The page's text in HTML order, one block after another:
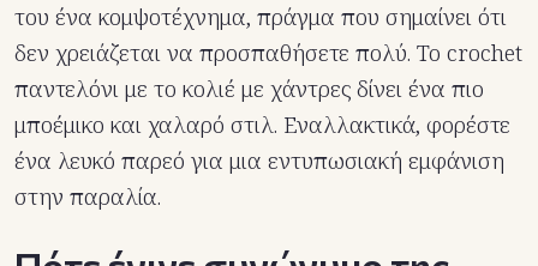
του ένα κομψοτέχνημα, πράγμα που σημαίνει ότι
δεν χρειάζεται να προσπαθήσετε πολύ. Το crochet
παντελόνι με το κολιέ με χάντρες δίνει ένα πιο
μποέμικο και χαλαρό στιλ. Εναλλακτικά, φορέστε
ένα λευκό παρεό για μια εντυπωσιακή εμφάνιση
στην παραλία.